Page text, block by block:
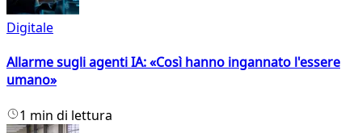
Digitale
Allarme sugli agenti IA: «Così hanno ingannato l'essere
umano»
1 min di lettura